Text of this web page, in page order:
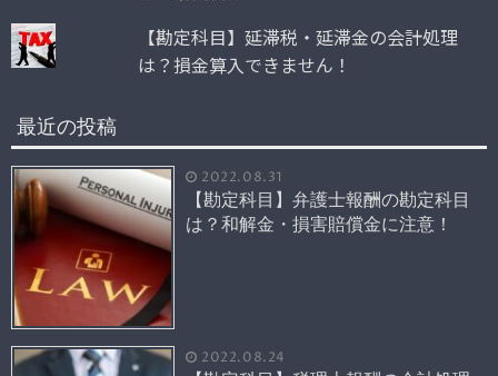
【勘定科目】延滞税・延滞金の会計処理
は？損金算入できません！
最近の投稿
2022.08.31
【勘定科目】弁護士報酬の勘定科目
は？和解金・損害賠償金に注意！
2022.08.24